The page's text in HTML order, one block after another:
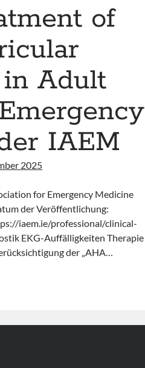
der
of
Adult
IAEM
2025
for Emergency Medicine
der Veröffentlichung:
iaem.ie/professional/clinical-
EKG-Auffälligkeiten Therapie
der „AHA…